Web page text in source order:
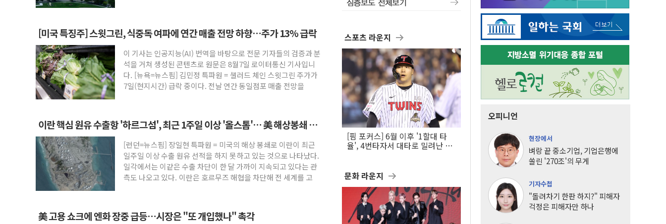
[미국 특징주] 스윗그린, 식중독 여파에 연간 매출 전망 하향…주가 13% 급락
이 기사는 인공지능(AI) 번역을 바탕으로 전문 기자들의 검증과 분
석을 거쳐 생성된 콘텐츠로 원문은 8월7일 로이터통신 기사입니
다. [뉴욕=뉴스핌] 김민정 특파원 = 샐러드 체인 스윗그린 주가가
7일(현지시간) 급락 중이다. 전날 연간 동일점포 매출 전망을
이란 핵심 원유 수출항 '하르그섬', 최근 1주일 이상 '올스톱'… 美 해상봉쇄 영
향
[런던=뉴스핌] 장일현 특파원 = 미국의 해상 봉쇄로 이란이 최근
일주일 이상 수출 원유 선적을 하지 못하고 있는 것으로 나타났다.
일각에서는 이같은 수출 차단이 한 달 가까이 지속되고 있다는 관
측도 나오고 있다. 이란은 호르무즈 해협을 차단해 전 세계를 고
美 고용 쇼크에 엔화 장중 급등…시장은 "또 개입했나" 촉각
스포츠 라운지
[핌 포커스] 6월 이후 '1할대 타
율', 4번타자서 대타로 밀려난 LG
문화 라운지
오피니언
현장에서
벼랑 끝 중소기업, 기업은행에
쏠린 '270조'의 무게
기자수첩
"돌려차기 한판 하지?" 피해자
걱정은 피해자만 하나